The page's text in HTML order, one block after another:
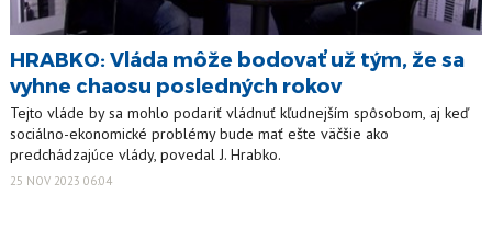
HRABKO: Vláda môže bodovať už tým, že sa
vyhne chaosu posledných rokov
Tejto vláde by sa mohlo podariť vládnuť kľudnejším spôsobom, aj keď
sociálno-ekonomické problémy bude mať ešte väčšie ako
predchádzajúce vlády, povedal J. Hrabko.
25 NOV 2023 06:04